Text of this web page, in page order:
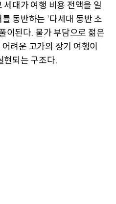
대가 여행 비용 전액을 일
동반하는 '다세대 동반 소
이된다. 물가 부담으로 젊은
려운 고가의 장기 여행이
현되는 구조다.